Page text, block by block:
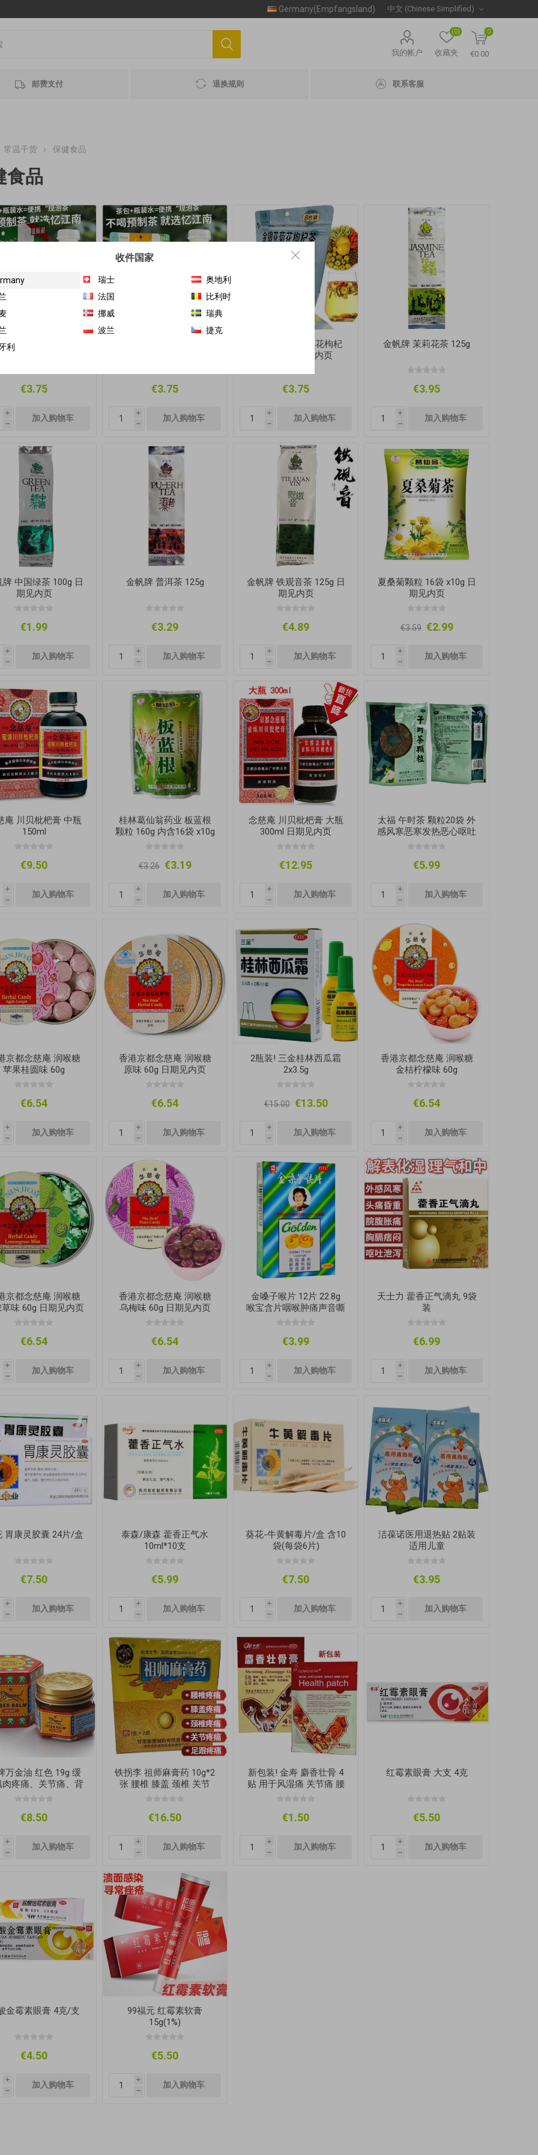
Germany(Empfangsland)
我的帐户 收藏夹
(0) 0
€0.00
邮费支付 退换规则 联系客服
常温干货 保健食品
食品
绿茶 120g 40袋泡
€3.75
i
h
€3.75
i
h
忆江南 金银花菊花枸杞
茶 42g 日期见内页
€3.75
i
h
金帆牌 茉莉花茶 125g
€3.95
i
h
牌 中国绿茶 100g 日
期见内页
€1.99
i
h
金帆牌 普洱茶 125g
€3.29
i
h
金帆牌 铁观音茶 125g 日
期见内页
€4.89
i
h
夏桑菊颗粒 16袋 x10g 日
期见内页
€3.59 €2.99
i
h
庵 川贝枇杷膏 中瓶
150ml
€9.50
i
h
桂林葛仙翁药业 板蓝根
颗粒 160g 内含16袋 x10g
€3.26 €3.19
i
h
念慈庵 川贝枇杷膏 大瓶
300ml 日期见内页
€12.95
i
h
太福 午时茶 颗粒20袋 外
感风寒恶寒发热恶心呕吐
€5.99
i
h
京都念慈庵 润喉糖
苹果桂圆味 60g
€6.54
i
h
香港京都念慈庵 润喉糖
原味 60g 日期见内页
€6.54
i
h
2瓶装! 三金桂林西瓜霜
2x3.5g
€15.00 €13.50
i
h
香港京都念慈庵 润喉糖
金桔柠檬味 60g
€6.54
i
h
京都念慈庵 润喉糖
味 60g 日期见内页
€6.54
i
h
香港京都念慈庵 润喉糖
乌梅味 60g 日期见内页
€6.54
i
h
金嗓子喉片 12片 22.8g
喉宝含片咽喉肿痛声音嘶
€3.99
i
h
天士力 藿香正气滴丸 9袋
装
€6.99
i
h
胃康灵胶囊 24片/盒
€7.50
i
h
泰森/康森 藿香正气水
10ml*10支
€5.99
i
h
葵花-牛黄解毒片/盒 含10
袋(每袋6片)
€7.50
i
h
洁葆诺医用退热贴 2贴装
适用儿童
€3.95
i
h
万金油 红色 19g 缓
肉疼痛、关节痛、背
€8.50
i
h
铁拐李 祖师麻膏药 10g*2
张 腰椎 膝盖 颈椎 关节
€16.50
i
h
新包装! 金寿 麝香壮骨 4
贴 用于风湿痛 关节痛 腰
€1.50
i
h
红霉素眼膏 大支 4克
€5.50
i
h
金霉素眼膏 4克/支
€4.50
i
h
99福元 红霉素软膏
15g(1%)
€5.50
i
h
收件国家
瑞士
奥地利
法国
比利时
挪威
瑞典
波兰
捷克
利